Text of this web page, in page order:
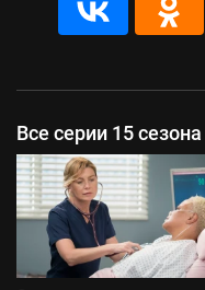
Все серии 15 сезона